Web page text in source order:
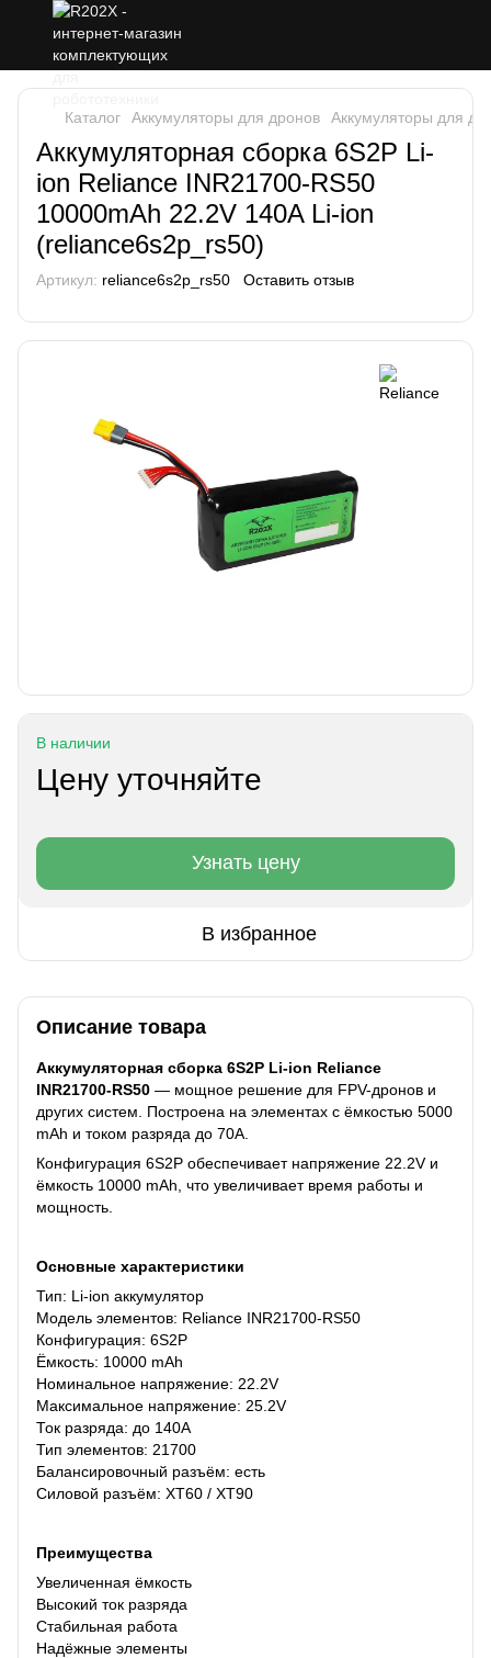
Каталог Аккумуляторы для дронов Аккумуляторы для
Аккумуляторная сборка 6S2P Li-
ion Reliance INR21700-RS50
10000mAh 22.2V 140A Li-ion
(reliance6s2p_rs50)
Артикул: reliance6s2p_rs50 Оставить отзыв
В наличии
Цену уточняйте
Узнать цену
В избранное
Описание товара
Аккумуляторная сборка 6S2P Li-ion Reliance
INR21700-RS50 — мощное решение для FPV-дронов и
других систем. Построена на элементах с ёмкостью 5000
mAh и током разряда до 70A.
Конфигурация 6S2P обеспечивает напряжение 22.2V и
ёмкость 10000 mAh, что увеличивает время работы и
мощность.
Основные характеристики
Тип: Li-ion аккумулятор
Модель элементов: Reliance INR21700-RS50
Конфигурация: 6S2P
Ёмкость: 10000 mAh
Номинальное напряжение: 22.2V
Максимальное напряжение: 25.2V
Ток разряда: до 140A
Тип элементов: 21700
Балансировочный разъём: есть
Силовой разъём: XT60 / XT90
Преимущества
Увеличенная ёмкость
Высокий ток разряда
Стабильная работа
Надёжные элементы